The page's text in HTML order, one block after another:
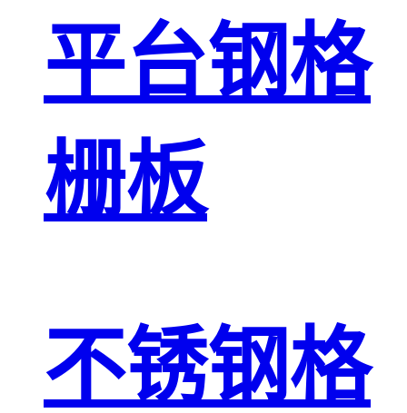
平台钢格
栅板
不锈钢格